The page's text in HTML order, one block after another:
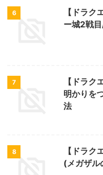
6
【ドラク
ー城2戦
7
【ドラク
明かりを
法
8
【ドラク
(メガザル